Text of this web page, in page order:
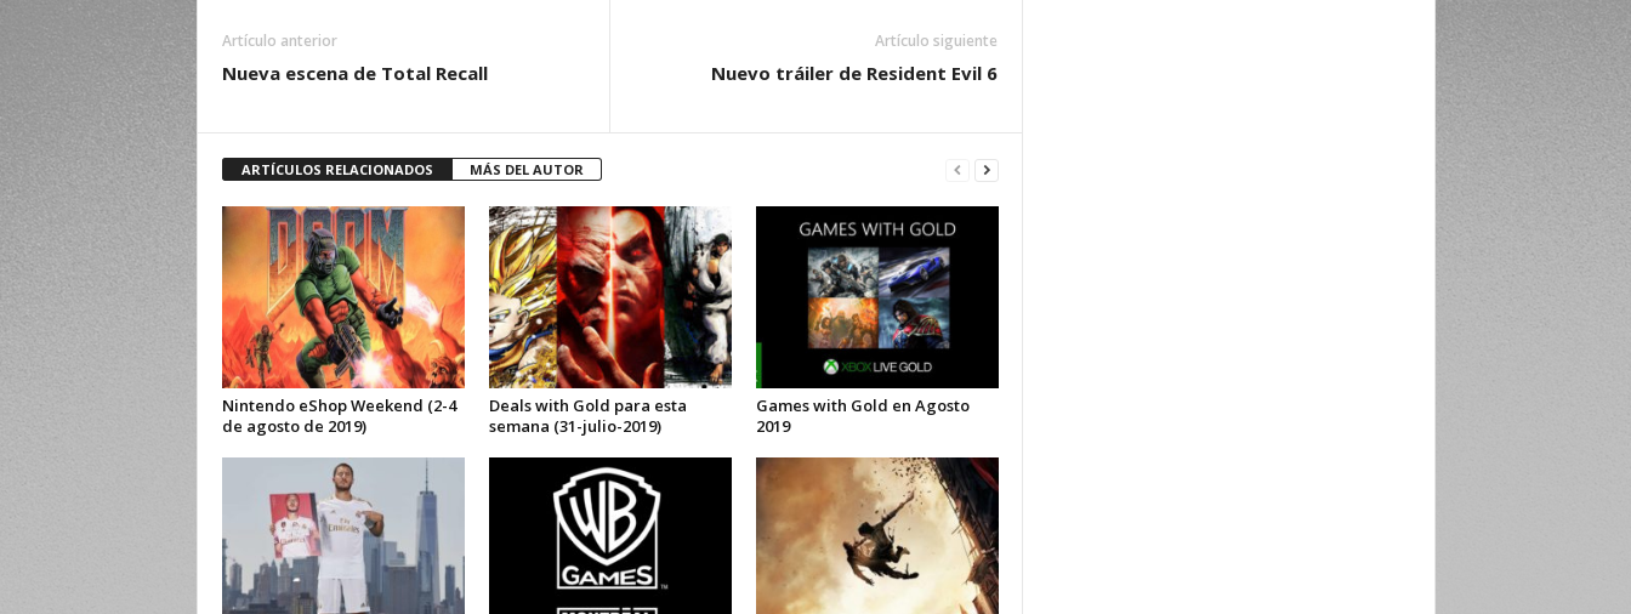
Artículo anterior
Nueva escena de Total Recall
Artículo siguiente
Nuevo tráiler de Resident Evil 6
ARTÍCULOS RELACIONADOS MÁS DEL AUTOR
Nintendo eShop Weekend (2-4
de agosto de 2019)
Deals with Gold para esta
semana (31-julio-2019)
Games with Gold en Agosto
2019